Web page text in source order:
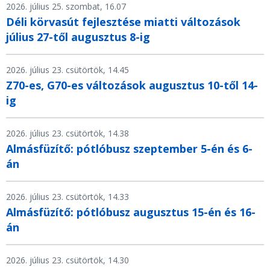
2026. július 25. szombat, 16.07
Déli körvasút fejlesztése miatti változások
július 27-től augusztus 8-ig
2026. július 23. csütörtök, 14.45
Z70-es, G70-es változások augusztus 10-től 14-
ig
2026. július 23. csütörtök, 14.38
Almásfüzítő: pótlóbusz szeptember 5-én és 6-
án
2026. július 23. csütörtök, 14.33
Almásfüzítő: pótlóbusz augusztus 15-én és 16-
án
2026. július 23. csütörtök, 14.30